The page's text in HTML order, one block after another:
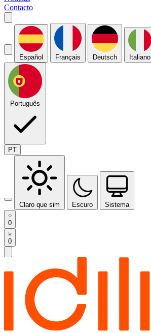
Contacto
Español Français Deutsch Italiano
Português
PT
Claro que sim Escuro Sistema
0
0